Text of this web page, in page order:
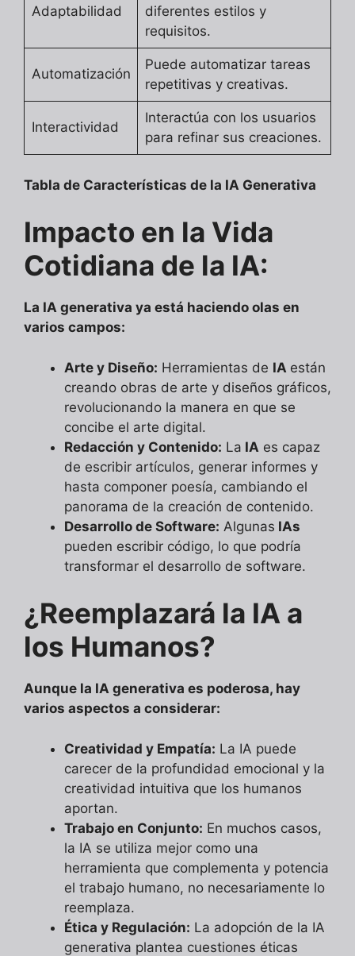
Adaptabilidad
diferentes estilos y
requisitos.
Automatización
Puede automatizar tareas
repetitivas y creativas.
Interactividad
Interactúa con los usuarios
para refinar sus creaciones.
Tabla de Características de la IA Generativa
Impacto en la Vida
Cotidiana de la IA:
La IA generativa ya está haciendo olas en
varios campos:
Arte y Diseño: Herramientas de IA están
creando obras de arte y diseños gráficos,
revolucionando la manera en que se
concibe el arte digital.
Redacción y Contenido: La IA es capaz
de escribir artículos, generar informes y
hasta componer poesía, cambiando el
panorama de la creación de contenido.
Desarrollo de Software: Algunas IAs
pueden escribir código, lo que podría
transformar el desarrollo de software.
¿Reemplazará la IA a
los Humanos?
Aunque la IA generativa es poderosa, hay
varios aspectos a considerar:
Creatividad y Empatía: La IA puede
carecer de la profundidad emocional y la
creatividad intuitiva que los humanos
aportan.
Trabajo en Conjunto: En muchos casos,
la IA se utiliza mejor como una
herramienta que complementa y potencia
el trabajo humano, no necesariamente lo
reemplaza.
Ética y Regulación: La adopción de la IA
generativa plantea cuestiones éticas